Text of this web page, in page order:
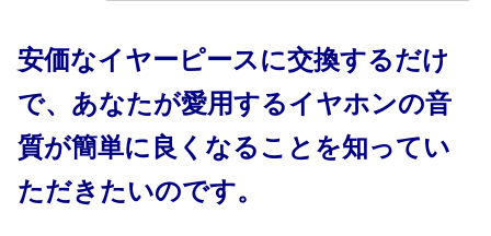
安価なイヤーピースに交換するだけ
で、あなたが愛用するイヤホンの音
質が簡単に良くなることを知ってい
ただきたいのです。